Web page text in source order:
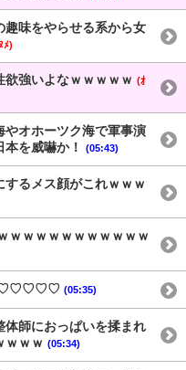
趣味をやらせる系から女
ﾒ)
欲強いよなｗｗｗｗｗ (ｵ
やオホーツク海で軍事演
を威嚇か！
(05:43)
するメス顔がこれｗｗｗ
ｗｗｗｗｗｗｗｗｗｗｗ
(05:35)
体師におっぱいを揉まれ
ｗｗｗ (05:34)